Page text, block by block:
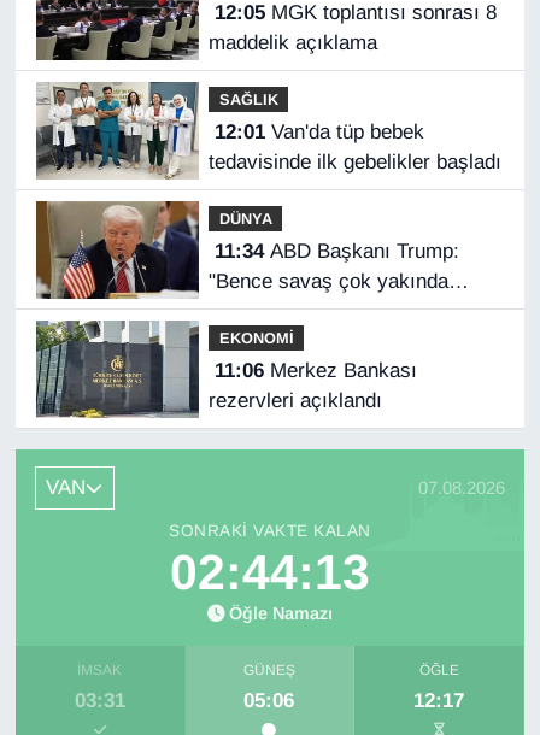
12:05MGK toplantısı sonrası 8
maddelik açıklama
SAĞLIK
12:01Van'da tüp bebek
tedavisinde ilk gebelikler başladı
DÜNYA
11:34ABD Başkanı Trump:
"Bence savaş çok yakında
bitecek"
EKONOMİ
11:06Merkez Bankası
rezervleri açıklandı
VAN 07.08.2026
SONRAKI VAKTE KALAN
02:44:12
Öğle Namazı
İMSAK
03:31
GÜNEŞ
05:06
ÖĞLE
12:17